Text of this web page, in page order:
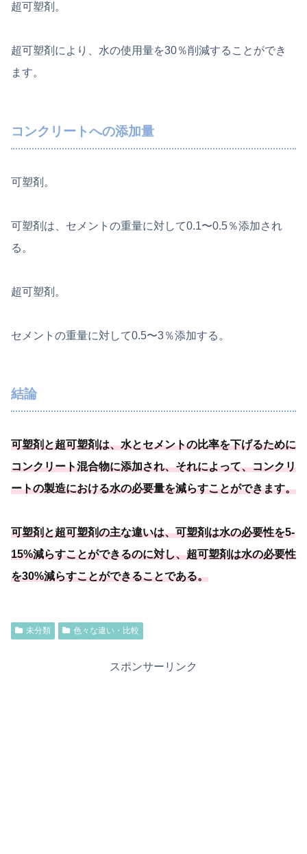
超可塑剤。
超可塑剤により、水の使用量を30％削減することができ
ます。
コンクリートへの添加量
可塑剤。
可塑剤は、セメントの重量に対して0.1〜0.5％添加され
る。
超可塑剤。
セメントの重量に対して0.5〜3％添加する。
結論
可塑剤と超可塑剤は、水とセメントの比率を下げるために
コンクリート混合物に添加され、それによって、コンクリ
ートの製造における水の必要量を減らすことができます。
可塑剤と超可塑剤の主な違いは、可塑剤は水の必要性を5-
15%減らすことができるのに対し、超可塑剤は水の必要性
を30%減らすことができることである。
未分類 色々な違い・比較
スポンサーリンク